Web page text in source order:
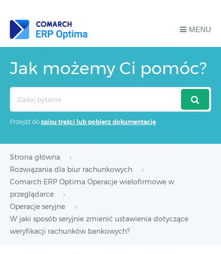
MENU
Jak możemy Ci pomóc?
Przejdź do spisu treści lub pobierz dokumentację
Strona główna
Rozwiązania dla biur rachunkowych
Comarch ERP Optima Operacje wielofirmowe w
przeglądarce
Operacje seryjne
W jaki sposób seryjnie zmienić ustawienia dotyczące
weryfikacji rachunków bankowych?